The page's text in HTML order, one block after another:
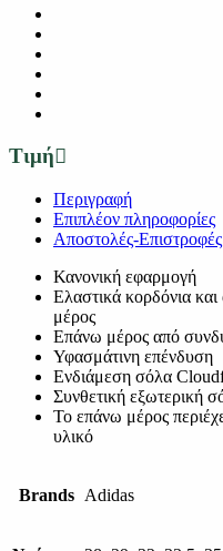
Τιμή
Περιγραφή
Επιπλέον πληροφορίες
Αποστολές-Επιστροφές
Κανονική εφαρμογή
Ελαστικά κορδόνια
μέρος
Επάνω μέρος από
Υφασμάτινη επένδυση
Ενδιάμεση σόλα
Συνθετική εξωτερική
Το επάνω μέρος
υλικό
Brands Adidas